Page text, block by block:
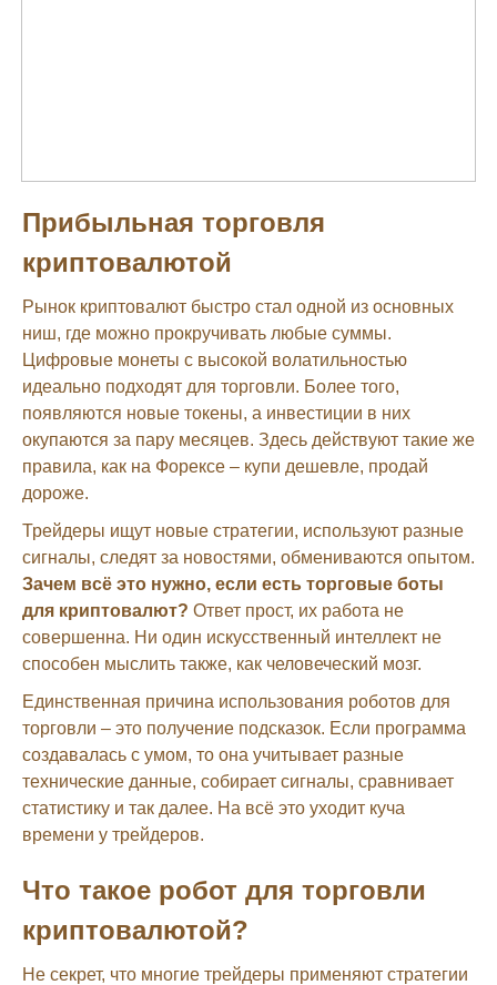
Прибыльная торговля
криптовалютой
Рынок криптовалют быстро стал одной из основных
ниш, где можно прокручивать любые суммы.
Цифровые монеты с высокой волатильностью
идеально подходят для торговли. Более того,
появляются новые токены, а инвестиции в них
окупаются за пару месяцев. Здесь действуют такие же
правила, как на Форексе – купи дешевле, продай
дороже.
Трейдеры ищут новые стратегии, используют разные
сигналы, следят за новостями, обмениваются опытом.
Зачем всё это нужно, если есть торговые боты
для криптовалют? Ответ прост, их работа не
совершенна. Ни один искусственный интеллект не
способен мыслить также, как человеческий мозг.
Единственная причина использования роботов для
торговли – это получение подсказок. Если программа
создавалась с умом, то она учитывает разные
технические данные, собирает сигналы, сравнивает
статистику и так далее. На всё это уходит куча
времени у трейдеров.
Что такое робот для торговли
криптовалютой?
Не секрет, что многие трейдеры применяют стратегии